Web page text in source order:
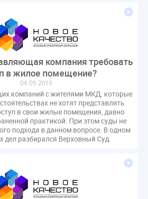
кадры
категория риска
кворум ОСС
коррупция
надзор
нормотворчество
учета
общее собрание
перелицензирование
проверки
компания требовать
в жилое помещение?
04.09.2019
компаний с жителями МКД, которые
не хотят представлять
в свои жилые помещения, давно
практикой. При этом суды не
подхода в данном вопросе. В одном
дел разбирался Верховный Суд.